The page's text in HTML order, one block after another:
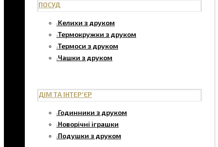
ПОСУД
Келихи з друком
Термокружки з друком
Термоси з друком
Чашки з друком
ДІМ ТА ІНТЕР'ЄР
Годинники з друком
Новорічні іграшки
Подушки з друком